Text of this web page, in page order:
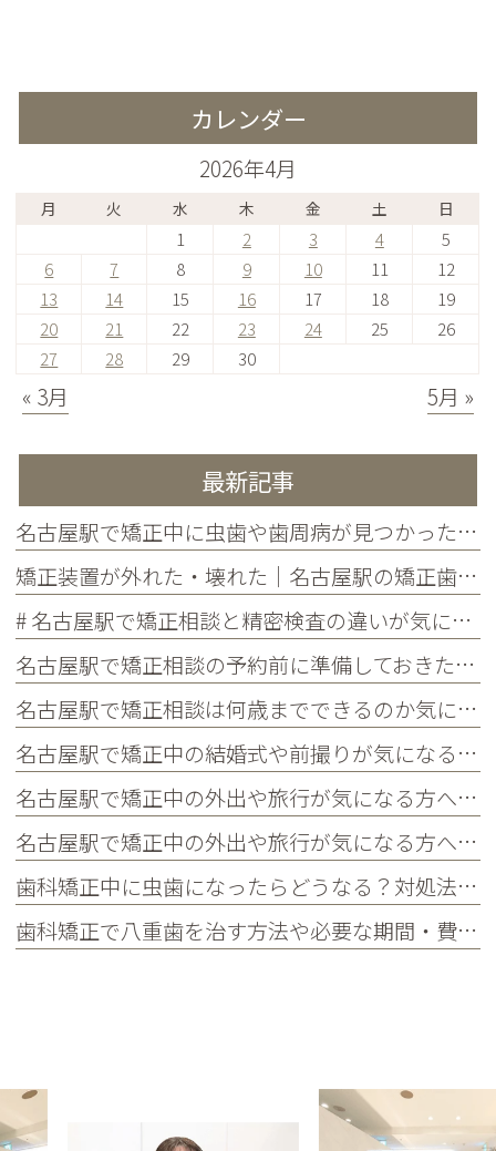
カレンダー
2026年4月
月 火 水 木 金 土 日
1 2 3 4
5
6
7 8 9 10 11
12
13
14 15 16 17 18
19
20
21 22 23 24 25
26
27
28 29 30
« 3月 5月 »
最新記事
名古屋駅で矯正中に虫歯や歯周病が見つかったらどうする？治療の進め方と予防を解説
矯正装置が外れた・壊れた｜名古屋駅の矯正歯科が教えるトラブル別の対処法
# 名古屋駅で矯正相談と精密検査の違いが気になる方へ｜各ステップでわかることを歯科医師が解説
名古屋駅で矯正相談の予約前に準備しておきたいこと｜チェックリストつきで初めての方に解説
名古屋駅で矯正相談は何歳までできるのか気になる方へ｜大人の矯正の疑問・メリット・よくある質問まとめ
名古屋駅で矯正中の結婚式や前撮りが気になる方へ｜当院限定サービス・タイミングの考え方・よくある質問まとめ
名古屋駅で矯正中の外出や旅行が気になる方へ｜国内・海外旅行の対策・持ち物・よくある質問まとめ
名古屋駅で矯正中の外出や旅行が気になる方へ｜国内・海外旅行の対策・持ち物・よくある質問まとめ
歯科矯正中に虫歯になったらどうなる？対処法や予防法を詳しく紹介
歯科矯正で八重歯を治す方法や必要な期間・費用、放置するリスクを紹介